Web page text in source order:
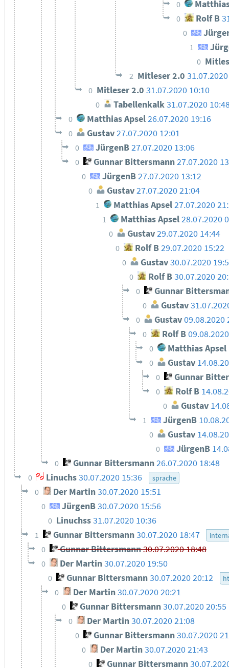
0
0 Rolf B
0
1
0
2 Mitleser 2.0
0 Mitleser 2.031.07.2020 10:10
0 Tabellenkalk31.07.2020
0 Matthias Apsel 26.07.2020 19:16
0 Gustav 27.07.2020 12:01
0 JürgenB27.07.2020 13:06
0 Gunnar Bittersmann27.07.2020
0 JürgenB27.07.2020 13:12
0 Gustav27.07.2020 21:04
1 Matthias Apsel27.07.2020
1 Matthias Apsel 28.07.2020
0 Gustav29.07.2020 14:44
0 Rolf B29.07.2020 15:22
0 Gustav30.07.2020
0 Rolf B30.07.2020
0 Gunnar
0 Gustav
0 Gustav 09.08.2020
0 Rolf B
0 Matthias Apsel
0 Gustav
0 Gunnar
0 Rolf B
0 Gustav
1 JürgenB
0 Gustav
0 JürgenB
0 Gunnar Bittersmann26.07.2020 18:48
0 Linuchs30.07.2020 15:36 sprache
0 Der Martin 30.07.2020 15:51
0 JürgenB30.07.2020 15:56
0 Linuchss31.07.2020 10:36
1 Gunnar Bittersmann 30.07.2020 18:47
0 Gunnar Bittersmann30.07.2020 18:48
0 Der Martin30.07.2020 19:50
0 Gunnar Bittersmann30.07.2020 20:12
0 Der Martin30.07.2020 20:21
0 Gunnar Bittersmann30.07.2020 20:55
0 Der Martin 30.07.2020 21:08
0 Gunnar Bittersmann30.07.2020
0 Der Martin30.07.2020 21:43
0 Gunnar Bittersmann